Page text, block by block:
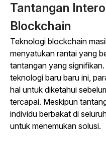
Tantangan
Blockchain
Teknologi blockchain
menyatukan rantai yang
tantangan yang
teknologi baru baru ini,
hal untuk diketahui
tercapai. Meskipun
individu berbakat di
untuk menemukan solusi.